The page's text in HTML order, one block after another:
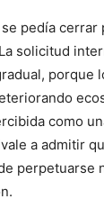
pedía
solicitud
porque
como
a admitir
perpetuarse